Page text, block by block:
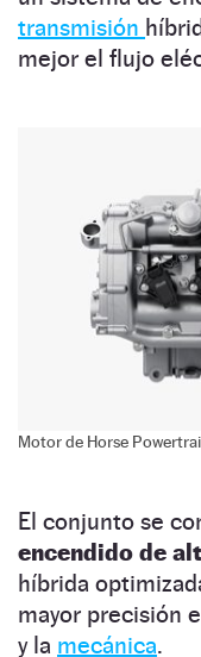
transmisión
mejor el flujo
Motor de Horse
El conjunto se
encendido de
híbrida
mayor precisión
y la mecánica.